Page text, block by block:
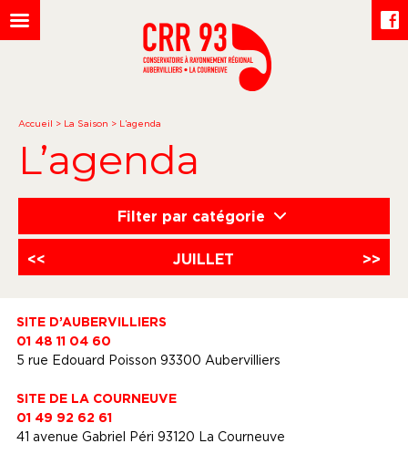
Accueil > La Saison > L’agenda
L’agenda
Filter par catégorie
<< JUILLET >>
SITE D’AUBERVILLIERS
01 48 11 04 60
5 rue Edouard Poisson 93300 Aubervilliers
SITE DE LA COURNEUVE
01 49 92 62 61
41 avenue Gabriel Péri 93120 La Courneuve